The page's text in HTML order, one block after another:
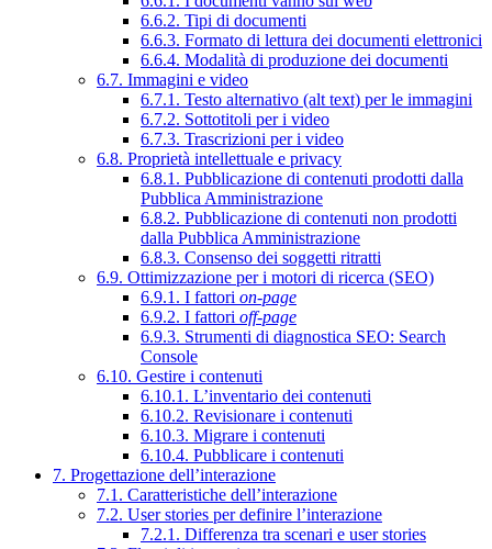
6.6.2. Tipi di documenti
6.6.3. Formato di lettura dei documenti elettronici
6.6.4. Modalità di produzione dei documenti
6.7. Immagini e video
6.7.1. Testo alternativo (alt text) per le immagini
6.7.2. Sottotitoli per i video
6.7.3. Trascrizioni per i video
6.8. Proprietà intellettuale e privacy
6.8.1. Pubblicazione di contenuti prodotti dalla
Pubblica Amministrazione
6.8.2. Pubblicazione di contenuti non prodotti
dalla Pubblica Amministrazione
6.8.3. Consenso dei soggetti ritratti
6.9. Ottimizzazione per i motori di ricerca (SEO)
6.9.1. I fattori on-page
6.9.2. I fattori off-page
6.9.3. Strumenti di diagnostica SEO: Search
Console
6.10. Gestire i contenuti
6.10.1. L’inventario dei contenuti
6.10.2. Revisionare i contenuti
6.10.3. Migrare i contenuti
6.10.4. Pubblicare i contenuti
7. Progettazione dell’interazione
7.1. Caratteristiche dell’interazione
7.2. User stories per definire l’interazione
7.2.1. Differenza tra scenari e user stories